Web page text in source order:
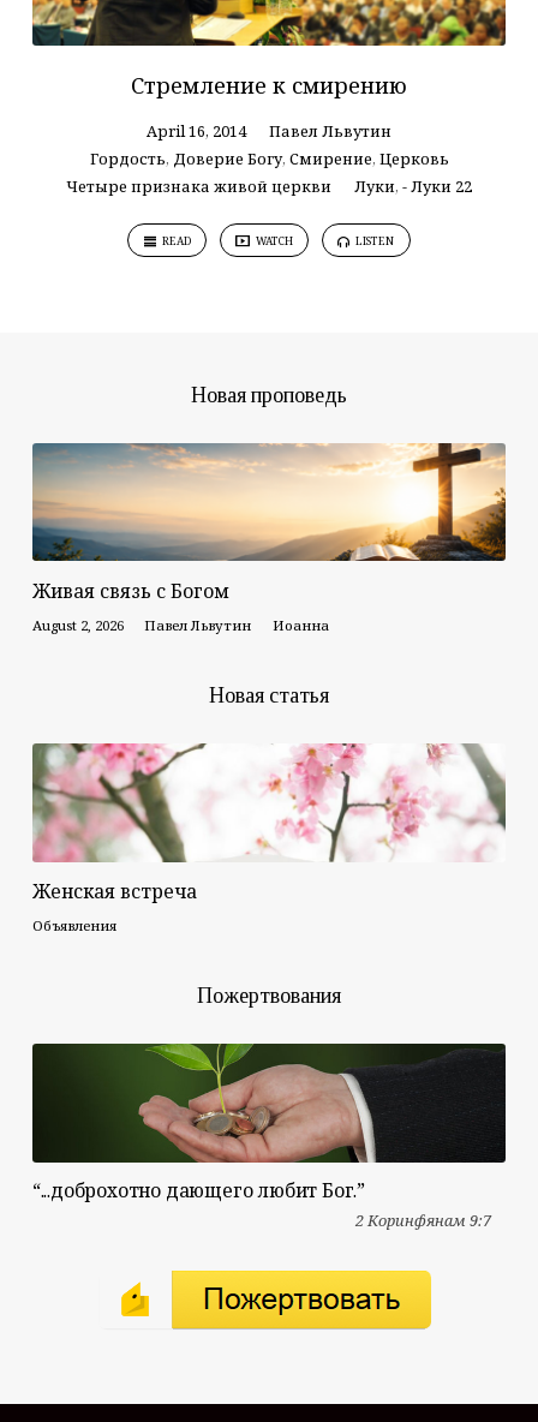
Стремление к смирению
April 16, 2014
Павел Львутин
Гордость, Доверие Богу, Смирение, Церковь
Четыре признака живой церкви
Луки, - Луки 22
READ WATCH LISTEN
Новая проповедь
Живая связь с Богом
August 2, 2026 Павел Львутин Иоанна
Новая статья
Женская встреча
Объявления
Пожертвования
“...доброхотно дающего любит Бог.”
2 Коринфянам 9:7